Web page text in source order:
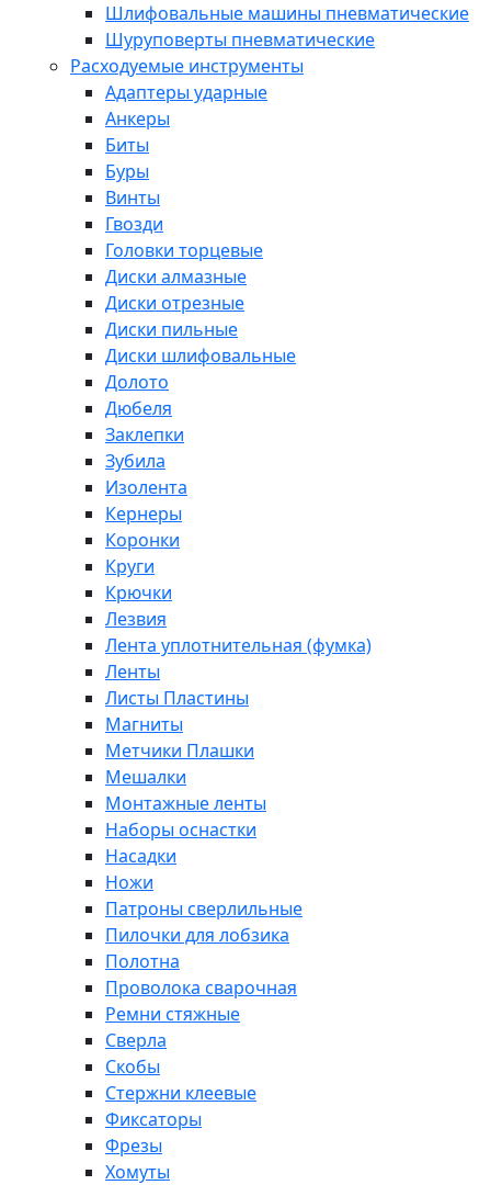
Шлифовальные машины пневматические
Шуруповерты пневматические
Расходуемые инструменты
Адаптеры ударные
Анкеры
Биты
Буры
Винты
Гвозди
Головки торцевые
Диски алмазные
Диски отрезные
Диски пильные
Диски шлифовальные
Долото
Дюбеля
Заклепки
Зубила
Изолента
Кернеры
Коронки
Круги
Крючки
Лезвия
Лента уплотнительная (фумка)
Ленты
Листы Пластины
Магниты
Метчики Плашки
Мешалки
Монтажные ленты
Наборы оснастки
Насадки
Ножи
Патроны сверлильные
Пилочки для лобзика
Полотна
Проволока сварочная
Ремни стяжные
Сверла
Скобы
Стержни клеевые
Фиксаторы
Фрезы
Хомуты